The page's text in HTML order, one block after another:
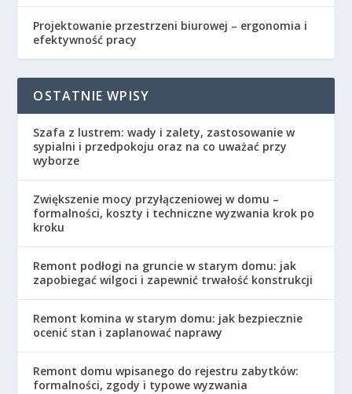
Projektowanie przestrzeni biurowej – ergonomia i
efektywność pracy
OSTATNIE WPISY
Szafa z lustrem: wady i zalety, zastosowanie w
sypialni i przedpokoju oraz na co uważać przy
wyborze
Zwiększenie mocy przyłączeniowej w domu –
formalności, koszty i techniczne wyzwania krok po
kroku
Remont podłogi na gruncie w starym domu: jak
zapobiegać wilgoci i zapewnić trwałość konstrukcji
Remont komina w starym domu: jak bezpiecznie
ocenić stan i zaplanować naprawy
Remont domu wpisanego do rejestru zabytków:
formalności, zgody i typowe wyzwania